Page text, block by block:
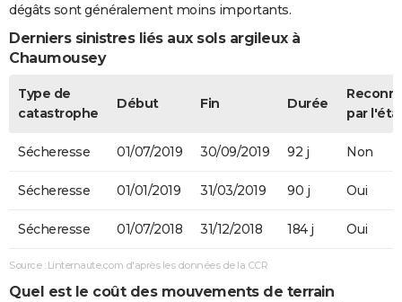
dégâts sont généralement moins importants.
Derniers sinistres liés aux sols argileux à
Chaumousey
Type de
catastrophe
Début Fin Durée
par
Sécheresse 01/07/2019 30/09/2019 92 j Non
Sécheresse 01/01/2019 31/03/2019 90 j Oui
Sécheresse 01/07/2018 31/12/2018 184 j Oui
Source : Linternaute.com d'après les données de la CCR
Quel est le coût des mouvements de terrain